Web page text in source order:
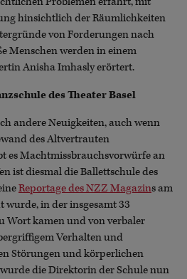
hinsichtlich der Räumlichkeiten
von Forderungen nach
Menschen werden in einem
Anisha Imhasly erörtert.
des Theater Basel
andere Neuigkeiten, auch wenn
des Altvertrauten
es Machtmissbrauchsvorwürfe an
ist diesmal die Ballettschule des
Reportage des NZZ Magazins am
in der insgesamt 33
Wort kamen und von verbaler
Verhalten und
Störungen und körperlichen
die Direktorin der Schule nun